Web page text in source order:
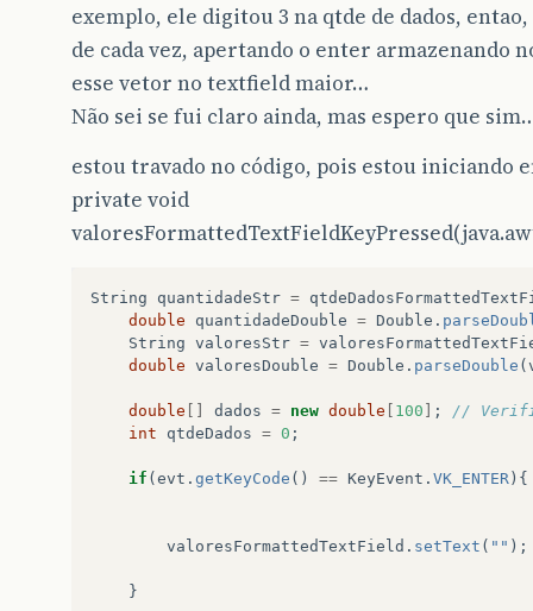
exemplo, ele digitou 3 na qtde de dados,
de cada vez, apertando o enter armazenando
esse vetor no textfield maior…
Não sei se fui claro ainda, mas espero que
estou travado no código, pois estou iniciando
private void
String quantidadeStr =
double
quantidadeDouble = Double .
String valoresStr =
double valoresDouble = Double . parseDouble (
double [] dados = new double [ 100 ] ;
//
int
qtdeDados = 0 ;
if (evt . getKeyCode () == KeyEvent . VK_ENTER ){
valoresFormattedTextField . setText ( "" );
}